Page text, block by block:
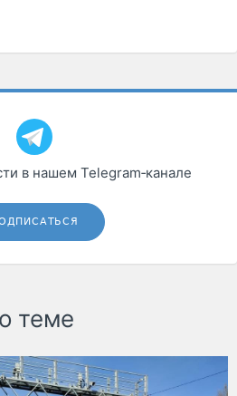
в нашем Telegram‑канале
теме